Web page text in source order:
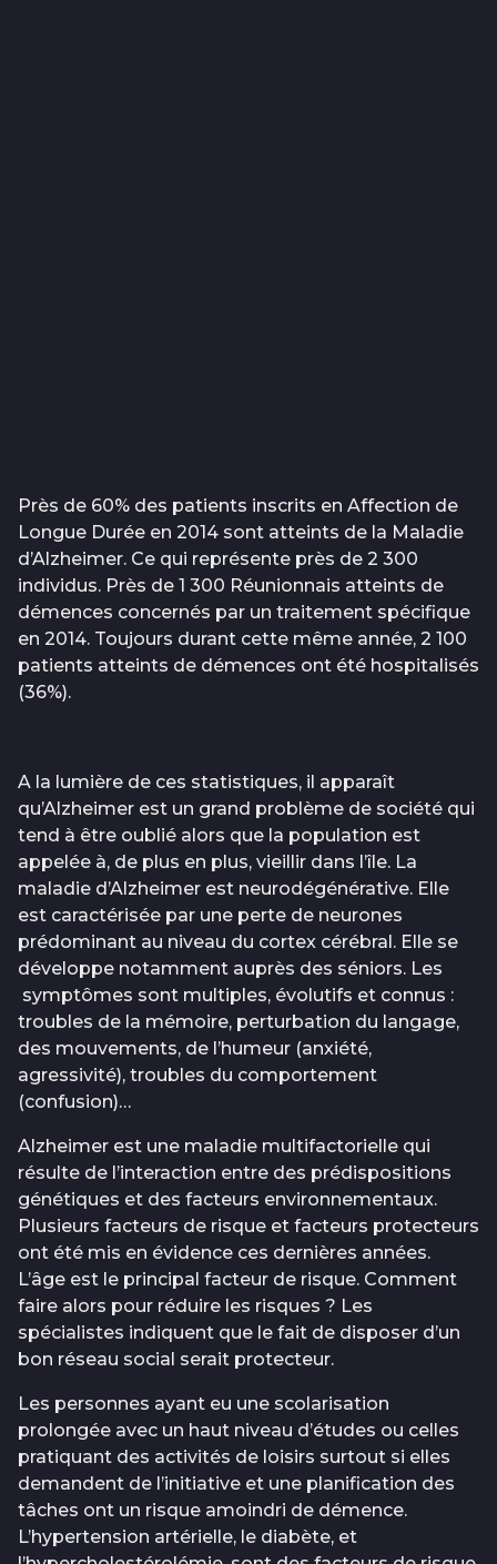
Près de 60% des patients inscrits en Affection de
Longue Durée en 2014 sont atteints de la Maladie
d’Alzheimer. Ce qui représente près de 2 300
individus. Près de 1 300 Réunionnais atteints de
démences concernés par un traitement spécifique
en 2014. Toujours durant cette même année, 2 100
patients atteints de démences ont été hospitalisés
(36%).
A la lumière de ces statistiques, il apparaît
qu’Alzheimer est un grand problème de société qui
tend à être oublié alors que la population est
appelée à, de plus en plus, vieillir dans l’île. La
maladie d’Alzheimer est neurodégénérative. Elle
est caractérisée par une perte de neurones
prédominant au niveau du cortex cérébral. Elle se
développe notamment auprès des séniors. Les
symptômes sont multiples, évolutifs et connus :
troubles de la mémoire, perturbation du langage,
des mouvements, de l’humeur (anxiété,
agressivité), troubles du comportement
(confusion)…
Alzheimer est une maladie multifactorielle qui
résulte de l’interaction entre des prédispositions
génétiques et des facteurs environnementaux.
Plusieurs facteurs de risque et facteurs protecteurs
ont été mis en évidence ces dernières années.
L’âge est le principal facteur de risque. Comment
faire alors pour réduire les risques ? Les
spécialistes indiquent que le fait de disposer d’un
bon réseau social serait protecteur.
Les personnes ayant eu une scolarisation
prolongée avec un haut niveau d’études ou celles
pratiquant des activités de loisirs surtout si elles
demandent de l’initiative et une planification des
tâches ont un risque amoindri de démence.
L’hypertension artérielle, le diabète, et